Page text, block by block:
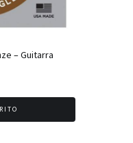
– Guitarra